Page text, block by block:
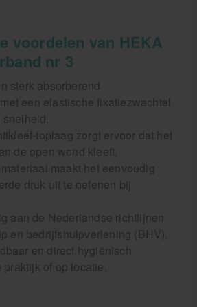
voordelen van HEKA
nr 3
sterk absorberend
een elastische fixatiezwachtel
toplaag zorgt ervoor dat het
de open wond kleeft.
maakt het eenvoudig
druk uit te oefenen bij
aan de Nederlandse richtlijnen
en bedrijfshulpverlening (BHV).
en direct hygiënisch
praktijk of op locatie.